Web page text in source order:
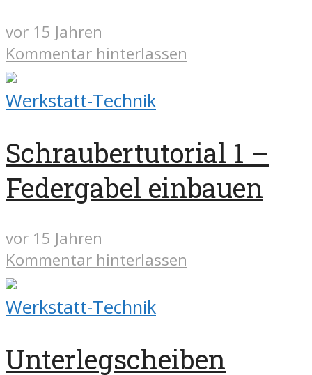
vor 15 Jahren
Kommentar hinterlassen
Werkstatt-Technik
Schraubertutorial 1 –
Federgabel einbauen
vor 15 Jahren
Kommentar hinterlassen
Werkstatt-Technik
Unterlegscheiben